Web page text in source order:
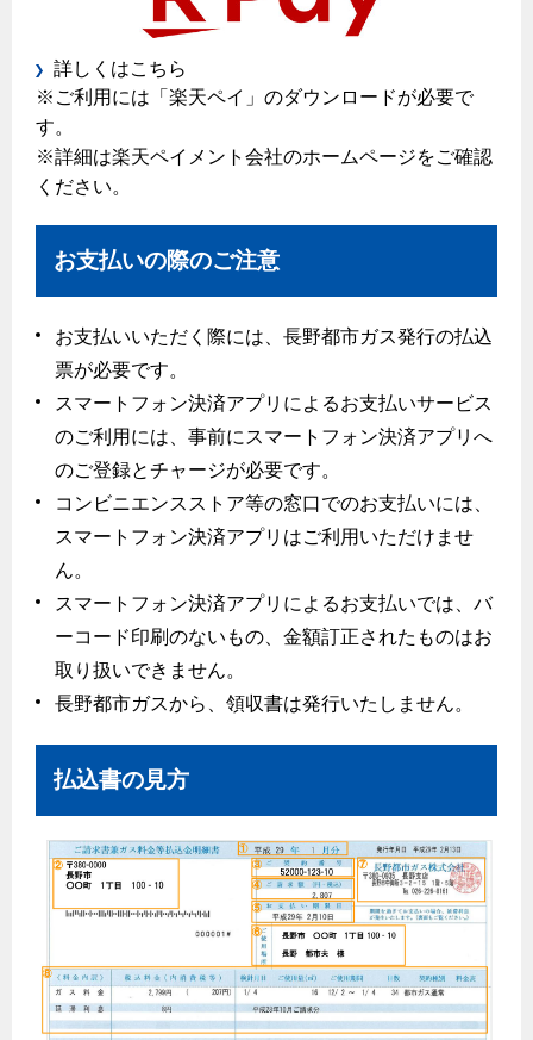
ガスコンロとIHクッキングヒーターの比較
安全性
調理性
清掃性
快適性
ライフスタイルの変化に対応するエコジョーズ
ガス・電気併用住宅とオール電化住宅の比較
経済性、環境性、創エネ
ライフステージ別に比較する
20代
30代
40代～50代
プロパンガスから都市ガスへの切り替え
導入事例
都市ガス切り替え事例
ガスコンロ
オススメの商品一覧
最新ガスコンロの実力
コンロの取替えは
レンジフード
オーブン・炊飯器
オーブン
炊飯器
警報器
警報器
エコジョーズ
ミストサウナ
衣類乾燥機
リビング
ガスファンヒーター
私たちのリフォーム
バスルームをリフォーム
サニタリーをリフォーム
3つのあんしん宣言
テレビCM
リフォームの流れ
補助金について
リフォームのお知らせ
ショールーム
リフォームについてのお問い合わせ
電力の自由化について
長野都市ガスのでんきのポイント
都市ガスでんき 従量電灯Ｃ
都市ガスでんき 低圧電力
電気料金の計算について
ご請求とお支払い
電気料金のシミュレーション
ご契約・お手続き
停電時の対応
Chef Ropia's JOYFUL CUISINE
ヤミーのレシピ帖
エコ・クッキング
お問合わせ・資料請求 ショールーム
情報誌 企業情報
採用情報
詳しくはこちら
※ご利用には「楽天ペイ」のダウンロードが必要で
す。
※詳細は楽天ペイメント会社のホームページをご確認
ください。
お支払いの際のご注意
お支払いいただく際には、長野都市ガス発行の払込
票が必要です。
スマートフォン決済アプリによるお支払いサービス
のご利用には、事前にスマートフォン決済アプリへ
のご登録とチャージが必要です。
コンビニエンスストア等の窓口でのお支払いには、
スマートフォン決済アプリはご利用いただけませ
ん。
スマートフォン決済アプリによるお支払いでは、バ
ーコード印刷のないもの、金額訂正されたものはお
取り扱いできません。
長野都市ガスから、領収書は発行いたしません。
払込書の見方